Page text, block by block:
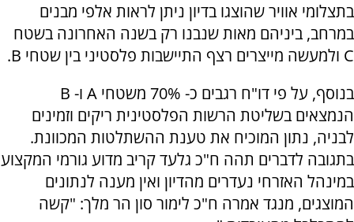
בתצלומי אוויר שהוצגו בדיון ניתן לראות אלפי מבנים
במרחב, ביניהם מאות שנבנו רק בשנה האחרונה בשטח
C ולמעשה מייצרים רצף התיישבות פלסטיני בין שטחי B.
בנוסף, על פי דו"ח רגבים כ- 70% משטחי A ו- B
הנמצאים בשליטת הרשות הפלסטינית ריקים וזמינים
לבניה, נתון המוכיח את טענת ההשתלטות המכוונת.
בתגובה לדברים תהה ח"כ גלעד קריב מדוע גורמי המקצוע
במינהל האזרחי נעדרים מהדיון ואין מענה לנתונים
המוצגים, מנגד אמרה ח"כ לימור סון הר מלך: "קשה